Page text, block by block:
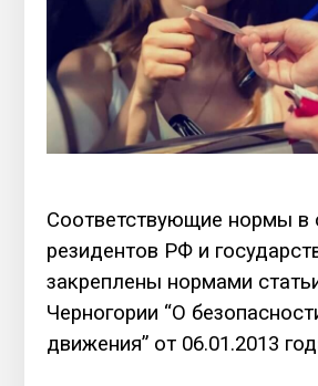
Соответствующие нормы в
резидентов РФ и
закреплены нормами
Черногории “О
движения” от 06.01.2013